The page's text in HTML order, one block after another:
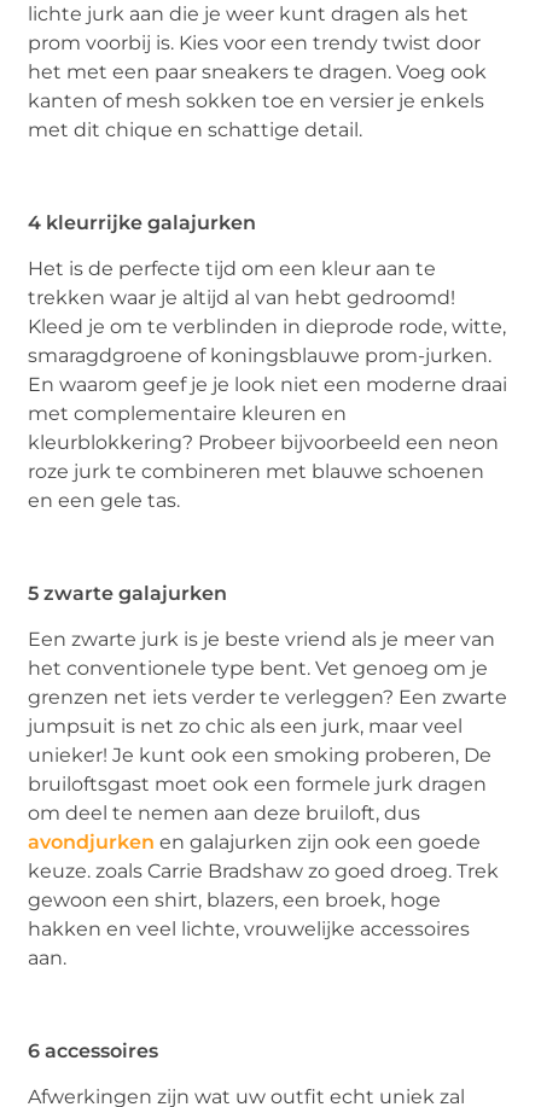
lichte jurk aan die je weer kunt dragen als het
prom voorbij is. Kies voor een trendy twist door
het met een paar sneakers te dragen. Voeg ook
kanten of mesh sokken toe en versier je enkels
met dit chique en schattige detail.
4 kleurrijke galajurken
Het is de perfecte tijd om een kleur aan te
trekken waar je altijd al van hebt gedroomd!
Kleed je om te verblinden in dieprode rode, witte,
smaragdgroene of koningsblauwe prom-jurken.
En waarom geef je je look niet een moderne draai
met complementaire kleuren en
kleurblokkering? Probeer bijvoorbeeld een neon
roze jurk te combineren met blauwe schoenen
en een gele tas.
5 zwarte galajurken
Een zwarte jurk is je beste vriend als je meer van
het conventionele type bent. Vet genoeg om je
grenzen net iets verder te verleggen? Een zwarte
jumpsuit is net zo chic als een jurk, maar veel
unieker! Je kunt ook een smoking proberen, De
bruiloftsgast moet ook een formele jurk dragen
om deel te nemen aan deze bruiloft, dus
avondjurken en galajurken zijn ook een goede
keuze. zoals Carrie Bradshaw zo goed droeg. Trek
gewoon een shirt, blazers, een broek, hoge
hakken en veel lichte, vrouwelijke accessoires
aan.
6 accessoires
Afwerkingen zijn wat uw outfit echt uniek zal